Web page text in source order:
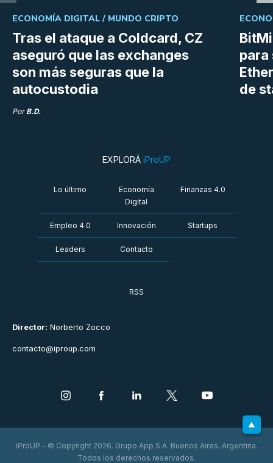
Tras el ataque a Coldcard, CZ
aseguró que las exchanges
son más seguras que la
autocustodia
ECONOMÍA DIGITAL / MUNDO CRIPTO
Por B.D.
para
de
Director: Norberto Zocco
contacto@iproup.com
EXPLORÁ iProUP
Lo último
Economía
Digital
Finanzas 4.0
Empleo 4.0 Innovación Startups
Leaders Contacto
RSS
iProUP - © Copyright 2026. Grupo App S.A. Buenos Aires, Argentina.
Todos los derechos reservados.